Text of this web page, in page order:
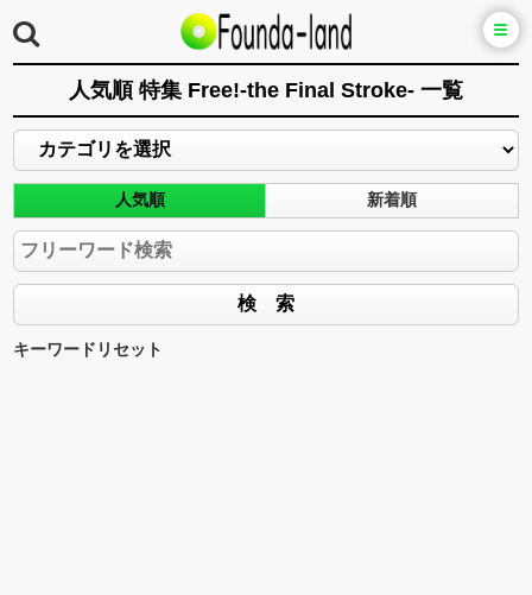
人気順 特集 Free!-the Final Stroke- 一覧
人気順 新着順
キーワードリセット